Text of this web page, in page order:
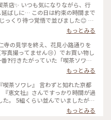
店✨ いつも気になりながら、行
ばしに… この日は約束の時間まで
っくり待つ覚悟で並びました😊 待
ていた青の世界を想像し、ワクワ
内へ。 1番奥の、部屋が見渡せる
、まるで別世界に入ったようです
トもクラシックでキレイ✨ 頼ん
キレイ～✨ 優しいランプの明か
✨ ゼリーの懐かしい感じや優しい
ーと同じサイズで、ゼリーだと思
しまいました💦 あっという間に
まだこの雰囲気の中にいたくて
いましたが、きっと外には長い行
お店を後にしました。 またこの
茶ソワレ #喫
もっとみる
寺の見学を終え、花見小路通りを
真撮ってません😢）でお買い物し
❓行きたがっていた「喫茶ソワ
気のお店なので長蛇の列ができ
すが、運良く２組しか待っていま
案内され、２階の窓側の席へ。若
でも、男性だけで来ているグルー
チ、さっちぶうさんはゼリーポン
店内の雰囲気は、暗めの照明で
雰囲気でした。 美味しくいただ
もっとみる
喫茶ソワレ』 言わずと知れた京都
恵文社』さんですっかり時間が過
。 5組くらい並んでいましたが、
入店できました。 昔ながらのお店
ですが、運良く2階の窓辺の 小さな
もっとみる